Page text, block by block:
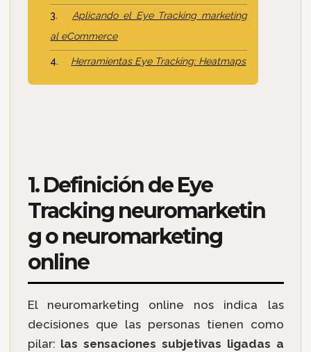
Aplicando el Eye Tracking marketing
al eCommerce
Herramientas Eye Tracking: Heatmaps
1. Definición de Eye
Tracking neuromarketin
g o neuromarketing
online
El neuromarketing online nos indica las
decisiones que las personas tienen como
pilar: las sensaciones subjetivas ligadas a